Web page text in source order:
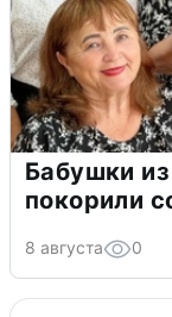
Бабушки
покорили
8 августа 0